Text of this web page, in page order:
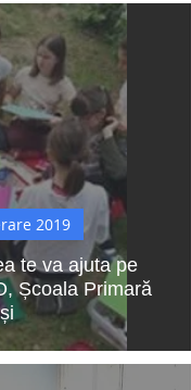
te va ajuta pe
Școala Primară
2019